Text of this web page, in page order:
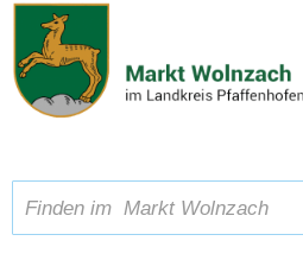
Zum Inhalt,zur Navigation
Schriftgröße A A A